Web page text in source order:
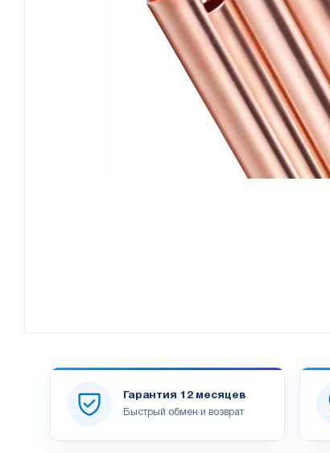
Гарантия 12 месяцев
Быстрый обмен и возврат